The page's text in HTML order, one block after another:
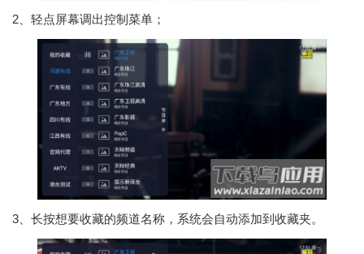
2、轻点屏幕调出控制菜单；
3、长按想要收藏的频道名称，系统会自动添加到收藏夹。